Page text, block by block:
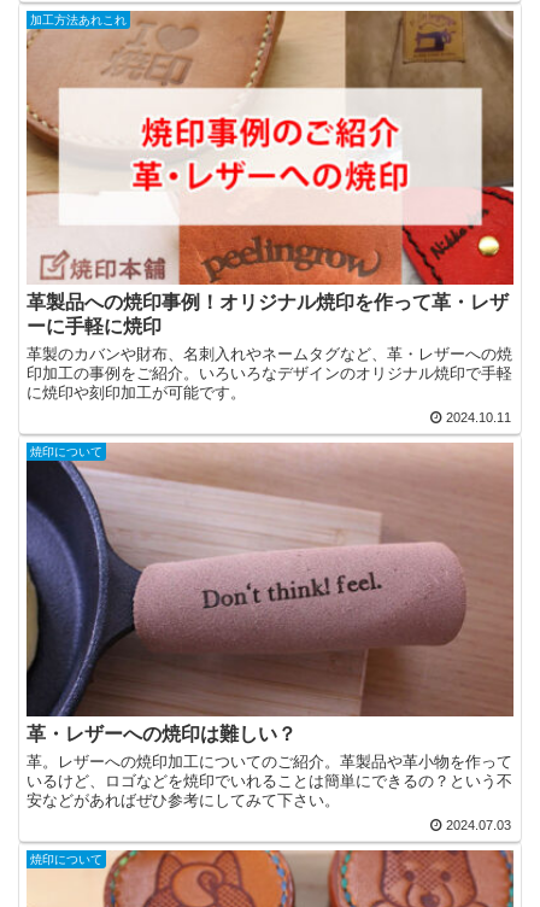
加工方法あれこれ
革製品への焼印事例！オリジナル焼印を作って革・レザ
ーに手軽に焼印
革製のカバンや財布、名刺入れやネームタグなど、革・レザーへの焼
印加工の事例をご紹介。いろいろなデザインのオリジナル焼印で手軽
に焼印や刻印加工が可能です。
2024.10.11
焼印について
革・レザーへの焼印は難しい？
革。レザーへの焼印加工についてのご紹介。革製品や革小物を作って
いるけど、ロゴなどを焼印でいれることは簡単にできるの？という不
安などがあればぜひ参考にしてみて下さい。
2024.07.03
焼印について